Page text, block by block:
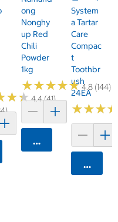
★★
★★4.4 (41)
담기
Ong
Nonghy
Up Red
Chili
Powder
1kg
★★★★★
★★★★★ 4.8 (144)
카트에 담기
System
A Tartar
Care
Compac
T
Toothbr
Ush
24EA
★★★
★★★
카트에